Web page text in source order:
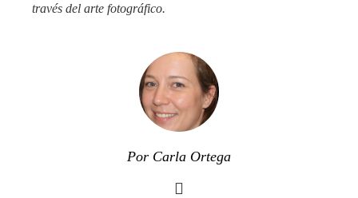
través del arte fotográfico.
Por Carla Ortega